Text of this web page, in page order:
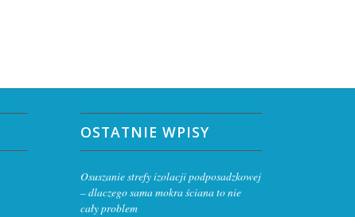
OSTATNIE WPISY
Osuszanie strefy izolacji podposadzkowej
– dlaczego sama mokra ściana to nie
cały problem